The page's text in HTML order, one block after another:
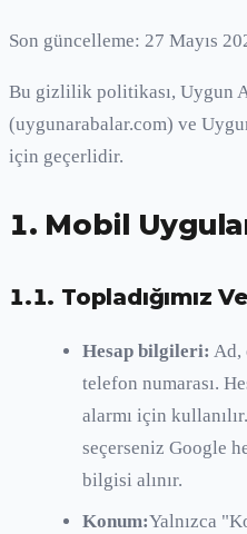
Son güncelleme: 27 Mayıs
Bu gizlilik politikası, Uygun
(uygunarabalar.com) ve
için geçerlidir.
1. Mobil
1.1. Topladığımız
Hesap bilgileri: Ad,
telefon numarası.
alarmı için
seçerseniz Google
bilgisi alınır.
Konum:Yalnızca